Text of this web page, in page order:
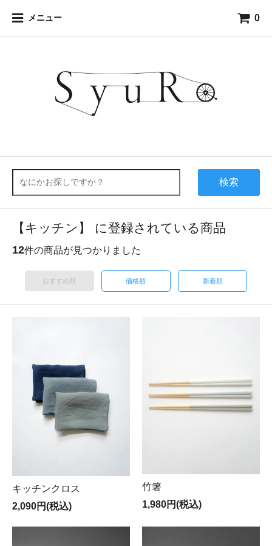
メニュー 0
検索
【キッチン】 に登録されている商品
12件の商品が見つかりました
おすすめ順 価格順 新着順
キッチンクロス
2,090円(税込)
竹箸
1,980円(税込)